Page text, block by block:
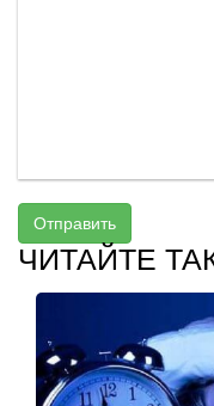
Отправить
ЧИТАЙТЕ